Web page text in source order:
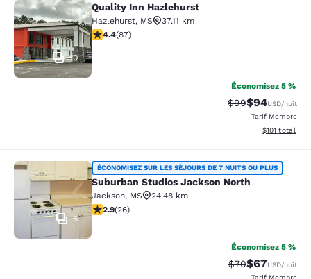
Quality Inn Hazlehurst
10
Quality Inn Hazlehurst
Hazlehurst, MS
37.11 km
4.4 étoiles. Excellent. 87 commentaires
4.4(87)
Économisez 5 %
Tarif barré :
$99Tarif réduit :
$94USD/nuit
Tarif Membre
Afficher les
$101 total
Suburban Studios Jackson North
6
ÉCONOMISEZ SUR LES SÉJOURS DE 7 NUITS OU PLUS
Suburban Studios Jackson North
Jackson, MS
24.48 km
2.85 étoiles. Moyen. 26 commentaires
2.9(26)
Économisez 5 %
Tarif barré :
$70Tarif réduit :
$67USD/nuit
Tarif Membre